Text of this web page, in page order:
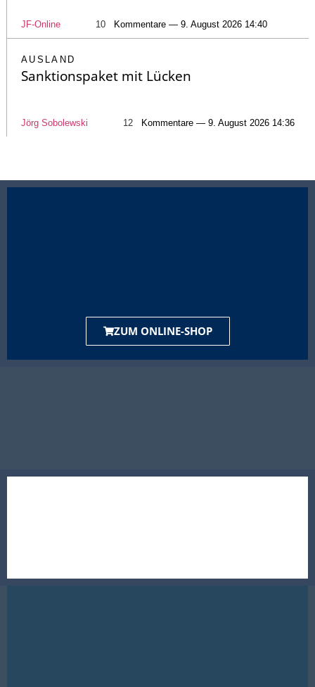
JF-Online 10 Kommentare — 9. August 2026 14:40
AUSLAND
Sanktionspaket mit Lücken
Jörg Sobolewski 12 Kommentare — 9. August 2026 14:36
ZUM ONLINE-SHOP